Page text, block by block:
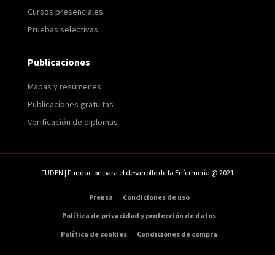
Cursos presenciales
Pruebas selectivas
Publicaciones
Mapas y resúmenes
Publicaciones gratuitas
Verificación de diplomas
FUDEN | Fundacion para el desarrollo de la Enfermería @ 2021
Prensa
Condiciones de uso
Política de privacidad y protección de datos
Política de cookies
Condiciones de compra